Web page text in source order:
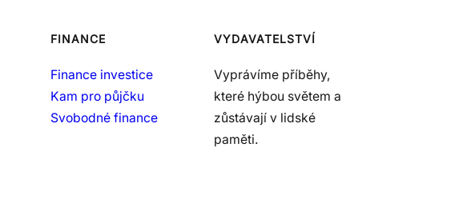
FINANCE
Finance investice
Kam pro půjčku
Svobodné finance
VYDAVATELSTVÍ
Vyprávíme příběhy,
které hýbou světem a
zůstávají v lidské
paměti.